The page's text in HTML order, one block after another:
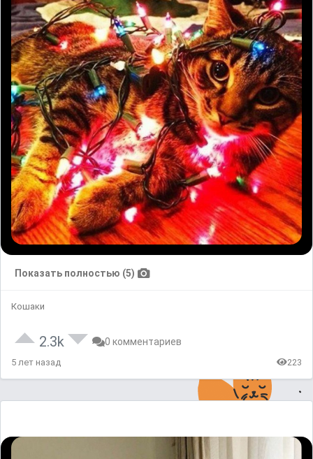
Показать полностью (5)
Кошаки
2.3k 0 комментариев
5 лет назад 223